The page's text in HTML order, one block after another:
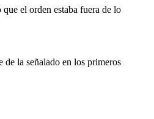
que el orden estaba fuera de lo
la señalado en los primeros